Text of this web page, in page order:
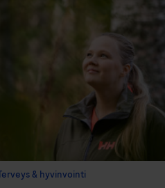
& hyvinvointi